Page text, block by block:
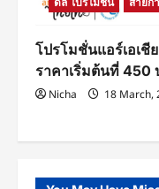
n
โปรโมชั่นแอร์เอเชี
ราคาเริ่มต้นที่ 450
Nicha 18 March,